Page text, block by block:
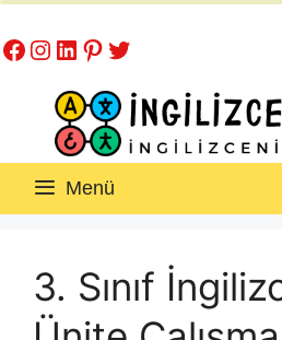
atla
Facebook
Instagram
LinkedIn
Pinterest
Twitter
Menü
3. Sınıf